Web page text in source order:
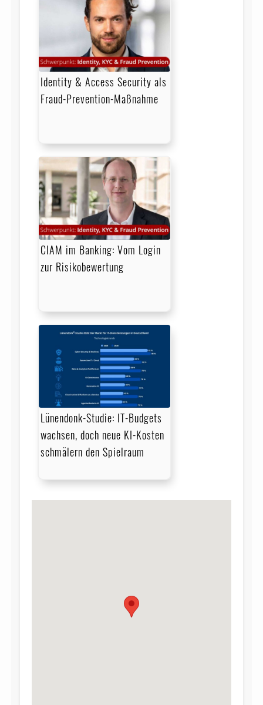
Identity & Access Security als
Fraud-Prevention-Maßnahme
CIAM im Banking: Vom Login
zur Risikobewertung
Lünendonk-Studie: IT-Budgets
wachsen, doch neue KI-Kosten
schmälern den Spielraum